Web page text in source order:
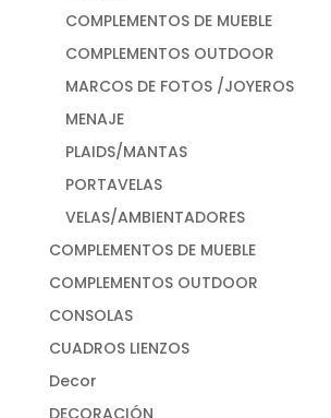
COMPLEMENTOS DE MUEBLE
COMPLEMENTOS OUTDOOR
MARCOS DE FOTOS /JOYEROS
MENAJE
PLAIDS/MANTAS
PORTAVELAS
VELAS/AMBIENTADORES
COMPLEMENTOS DE MUEBLE
COMPLEMENTOS OUTDOOR
CONSOLAS
CUADROS LIENZOS
Decor
DECORACIÓN